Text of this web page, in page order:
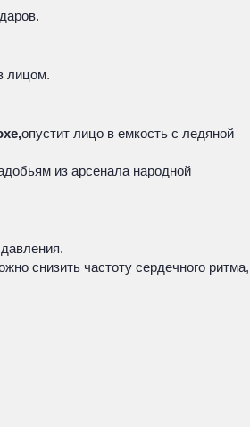
лицом.
опустит лицо в емкость с ледяной
из арсенала народной
снизить частоту сердечного ритма,